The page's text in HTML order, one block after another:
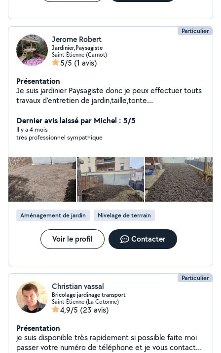
Particulier
Jerome Robert
Jardinier,Paysagiste
Saint-Étienne (Carnot)
5/5 (1 avis)
Présentation
Je suis jardinier Paysagiste donc je peux effectuer touts
travaux d'entretien de jardin,taille,tonte
gazon,de massif.......
Dernier avis laissé par Michel : 5/5
Il y a 4 mois
très professionnel sympathique
Aménagement de jardin Nivelage de terrrain
Voir le profil Contacter
Particulier
Christian vassal
Bricolage jardinage transport
Saint-Étienne (La Cotonne)
4,9/5 (23 avis)
Présentation
je suis disponible très rapidement si possible faite moi
passer votre numéro de téléphone et je vous contact